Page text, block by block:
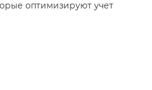
оптимизируют учет